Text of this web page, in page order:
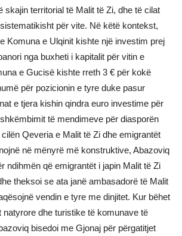
skajin territorial të Malit të Zi, dhe të cilat
për vite. Në këtë kontekst,
Komuna e Ulqinit kishte një investim prej
nga buxheti i kapitalit për vitin e
e Gucisë kishte rreth 3 € për kokë
për pozicionin e tyre duke pasur
e tjera kishin qindra euro investime për
të mendimeve për diasporën
Qeveria e Malit të Zi dhe emigrantët
në mënyrë më konstruktive, Abazoviq
ndihmën që emigrantët i japin Malit të Zi
theksoi se ata janë ambasadorë të Malit
vendin e tyre me dinjitet. Kur bëhet
natyrore dhe turistike të komunave të
bisedoi me Gjonaj për përgatitjet